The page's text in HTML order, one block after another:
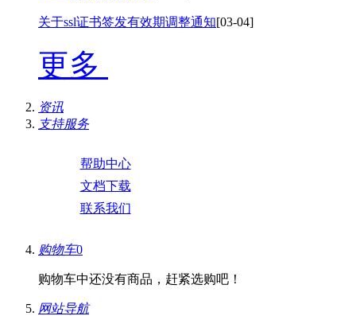
关于ssl证书签发有效期调整通知[03-04]
更多
资讯
支持服务
帮助中心
文档下载
联系我们
购物车0
购物车中还没有商品，赶紧选购吧！
网站导航